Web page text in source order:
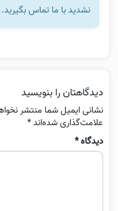
نشدید با ما تماس بگیرید.
دیدگاهتان را بنویسید
نشانی ایمیل شما منتشر
علامت‌گذاری شده‌اند*
دیدگاه*